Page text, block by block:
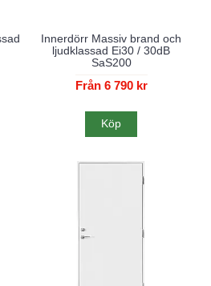
Innerdörr Massiv brand och
ljudklassad Ei30 / 30dB
SaS200
Från 6 790 kr
Köp